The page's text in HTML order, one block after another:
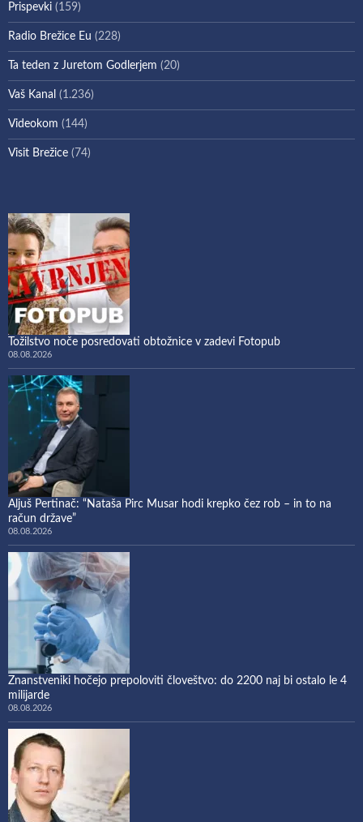
Prispevki (159)
Radio Brežice Eu (228)
Ta teden z Juretom Godlerjem (20)
Vaš Kanal (1.236)
Videokom (144)
Visit Brežice (74)
Tožilstvo noče posredovati obtožnice v zadevi Fotopub
08.08.2026
Aljuš Pertinač: “Nataša Pirc Musar hodi krepko čez rob – in to na
račun države”
08.08.2026
Znanstveniki hočejo prepoloviti človeštvo: do 2200 naj bi ostalo le 4
milijarde
08.08.2026